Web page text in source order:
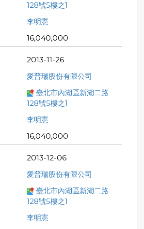
128號5樓之1
李明憲
16,040,000
2013-11-26
愛普瑞股份有限公司
臺北市內湖區新湖二路
128號5樓之1
李明憲
16,040,000
2013-12-06
愛普瑞股份有限公司
臺北市內湖區新湖二路
128號5樓之1
李明憲